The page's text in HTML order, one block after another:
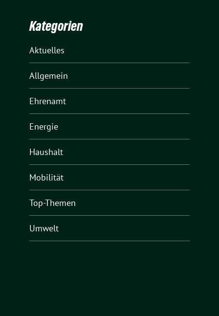
Kategorien
Aktuelles
Allgemein
Ehrenamt
Energie
Haushalt
Mobilität
Top-Themen
Umwelt